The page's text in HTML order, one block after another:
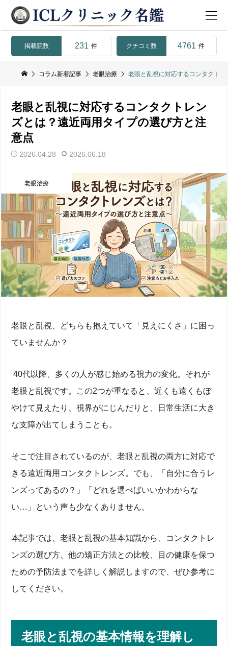
掲載院数 231 件 クチコミ数 4761 件
コラム新着記事 老眼治療 老眼と乱視に対応するコンタクト
老眼と乱視に対応するコンタクトレン
ズとは？遠近両用タイプの選び方と注
意点
2026.04.28 2026.06.18
老眼治療
老眼と乱視、どちらも抱えていて「見えにくさ」に困っ
ていませんか？
40代以降、多くの人が感じ始める視力の変化。それが
老眼と乱視です。この2つが重なると、近くも遠くもぼ
やけて見えたり、視界がにじんだりと、日常生活に大き
な支障が出てしまうことも。
そこで注目されているのが、老眼と乱視の両方に対応で
きる遠近両用コンタクトレンズ。でも、「自分に合うレ
ンズってあるの？」「どれを選べばいいかわからな
い…」という声も少なくありません。
本記事では、老眼と乱視の基本知識から、コンタクトレ
ンズの選び方、他の矯正方法との比較、目の健康を保つ
ための予防法までを詳しく解説しますので、ぜひ参考に
してください。
老眼と乱視の基本情報を理解し